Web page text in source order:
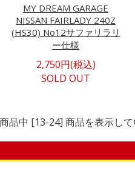
MY DREAM GARAGE
NISSAN FAIRLADY 240Z
(HS30) No12サファリラリ
ー仕様
2,750円(税込)
SOLD OUT
品中 [13-24] 商品を表示し